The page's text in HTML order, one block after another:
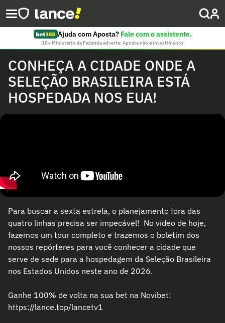
Ajuda com Aposta? Fale com o assistente.
18+ Ministério da Fazenda adverte: Aposta não é investimento
CONHEÇA A CIDADE ONDE A
SELEÇÃO BRASILEIRA ESTÁ
HOSPEDADA NOS EUA!
Para buscar a sexta estrela, o planejamento fora das
quatro linhas precisa ser impecável! ️ No vídeo de hoje,
fazemos um tour completo e trazemos o boletim dos
nossos repórteres para você conhecer a cidade que
serve de sede para a hospedagem da Seleção Brasileira
nos Estados Unidos neste ano de 2026.
Ganhe 100% de volta na sua bet na Novibet:
https://lance.top/lancetv1